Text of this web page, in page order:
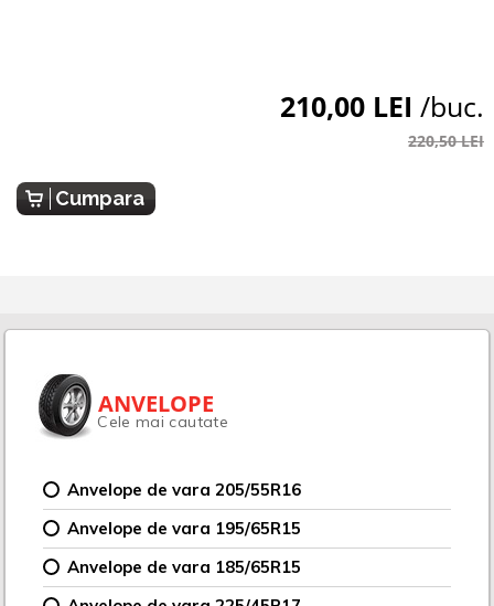
210,00 LEI /buc.
220,50 LEI
Cumpara
ANVELOPE
Cele mai cautate
Anvelope de vara 205/55R16
Anvelope de vara 195/65R15
Anvelope de vara 185/65R15